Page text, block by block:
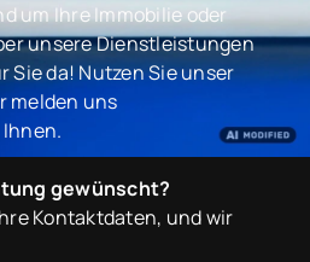
um Ihre Immobilie oder
unsere Dienstleistungen
Sie da! Nutzen Sie unser
melden uns
gewünscht?
Kontaktdaten, und wir